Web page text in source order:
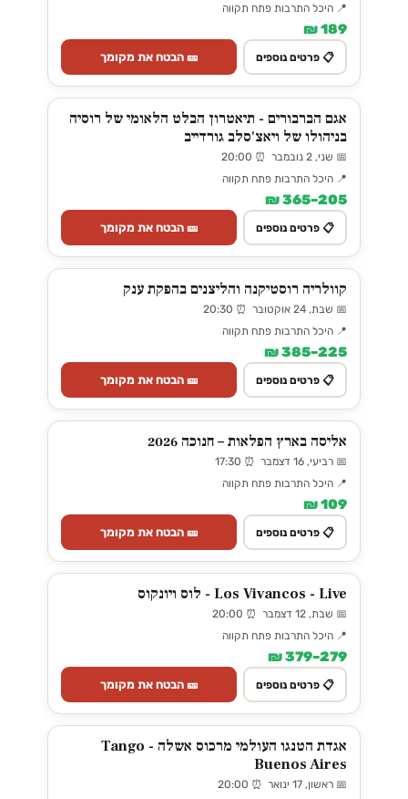
📍 היכל התרבות פתח תקווה
189 ₪
📋 פרטים נוספים 🎫 הבטח את מקומך
אגם הברבורים - תיאטרון הבלט הלאומי של רוסיה
בניהולו של ויאצ'סלב גורדייב
📅 שני, 2 נובמבר ⏰ 20:00
📍 היכל התרבות פתח תקווה
205–365 ₪
📋 פרטים נוספים 🎫 הבטח את מקומך
קוולריה רוסטיקנה והליצנים בהפקת ענק
📅 שבת, 24 אוקטובר ⏰ 20:30
📍 היכל התרבות פתח תקווה
225–385 ₪
📋 פרטים נוספים 🎫 הבטח את מקומך
אליסה בארץ הפלאות – חנוכה 2026
📅 רביעי, 16 דצמבר ⏰ 17:30
📍 היכל התרבות פתח תקווה
109 ₪
📋 פרטים נוספים 🎫 הבטח את מקומך
Los Vivancos - Live - לוס ויונקוס
📅 שבת, 12 דצמבר ⏰ 20:00
📍 היכל התרבות פתח תקווה
279–379 ₪
📋 פרטים נוספים 🎫 הבטח את מקומך
אגדת הטנגו העולמי מרכוס אשלה - Tango
Buenos Aires
📅 ראשון, 17 ינואר ⏰ 20:00